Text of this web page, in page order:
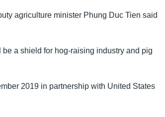
agriculture minister Phung Duc Tien said
a shield for hog-raising industry and pig
2019 in partnership with United States